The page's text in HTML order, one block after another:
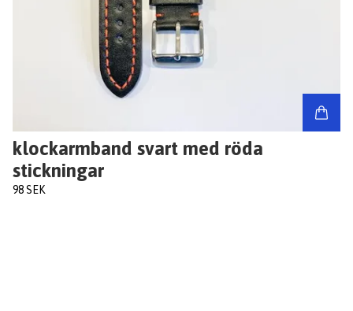
klockarmband svart med röda
stickningar
98 SEK